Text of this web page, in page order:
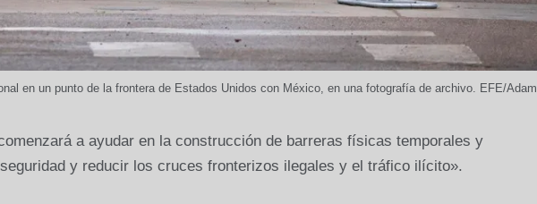
en un punto de la frontera de Estados Unidos con México, en una fotografía de archivo. EFE/Adam
a ayudar en la construcción de barreras físicas temporales y
y reducir los cruces fronterizos ilegales y el tráfico ilícito».